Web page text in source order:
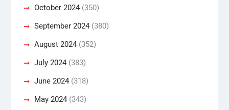
October 2024(350)
September 2024(380)
August 2024(352)
July 2024(383)
June 2024(318)
May 2024(343)